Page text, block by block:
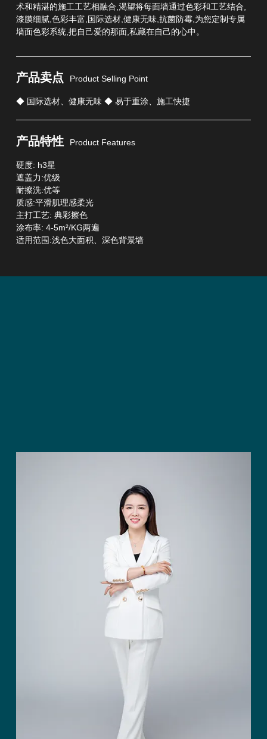
术和精湛的施工工艺相融合,渴望将每面墙通过色彩和工艺结合,
漆膜细腻,色彩丰富,国际选材,健康无味,抗菌防霉,为您定制专属
墙面色彩系统,把自己爱的那面,私藏在自己的心中。
产品卖点 Product Selling Point
◆ 国际选材、健康无味 ◆ 易于重涂、施工快捷
产品特性 Product Features
硬度: h3星
遮盖力:优级
耐擦洗:优等
质感:平滑肌理感柔光
主打工艺: 典彩擦色
涂布率: 4-5m²/KG两遍
适用范围:浅色大面积、深色背景墙